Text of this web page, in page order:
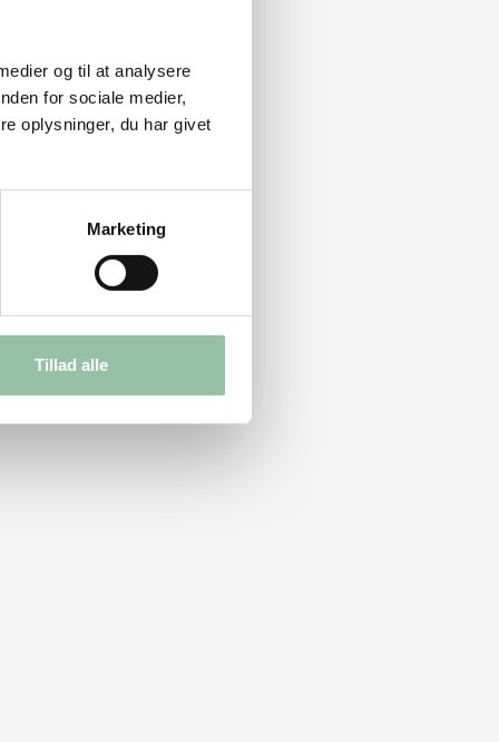
og til at analysere
for sociale medier,
oplysninger, du har givet
Marketing
Tillad alle